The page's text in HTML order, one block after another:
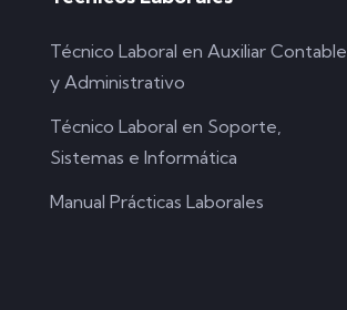
Técnico Laboral en Auxiliar Contable
y Administrativo
Técnico Laboral en Soporte,
Sistemas e Informática
Manual Prácticas Laborales